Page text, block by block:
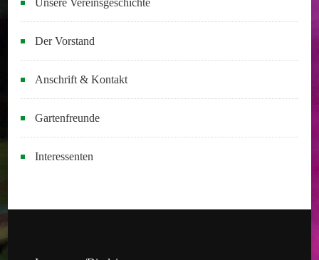
Unsere Vereinsgeschichte
Der Vorstand
Anschrift & Kontakt
Gartenfreunde
Interessenten